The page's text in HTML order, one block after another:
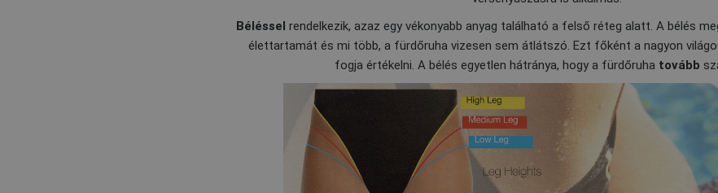
Béléssel rendelkezik, azaz egy vékonyabb anyag található a felső réteg alatt. A bélés
élettartamát és mi több, a fürdőruha vizesen sem átlátszó. Ezt főként a nagyon
fogja értékelni. A bélés egyetlen hátránya, hogy a fürdőruha tovább